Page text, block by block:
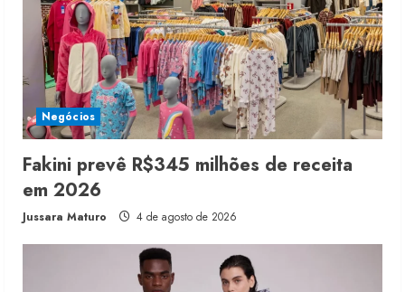
Negócios
Fakini prevê R$345 milhões de receita
em 2026
Jussara Maturo 4 de agosto de 2026